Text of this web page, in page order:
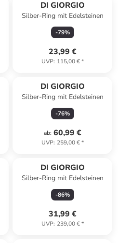
DI GIORGIO
Silber-Ring mit Edelsteinen
-79%
23,99 €
UVP: 115,00 €*
DI GIORGIO
Silber-Ring mit Edelsteinen
-76%
ab: 60,99 €
UVP: 259,00 €*
DI GIORGIO
Silber-Ring mit Edelsteinen
-86%
31,99 €
UVP: 239,00 €*